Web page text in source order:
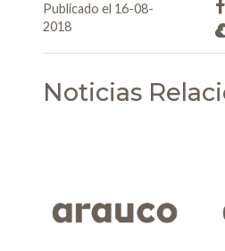
Publicado el 16-08-
2018
Noticias